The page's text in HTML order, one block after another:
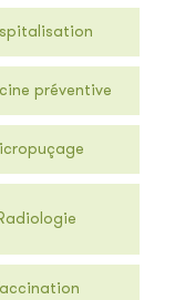
préventive